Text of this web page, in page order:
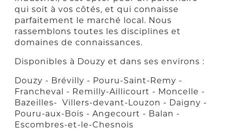
qui soit à vos côtés, et qui connaisse
parfaitement le marché local. Nous
rassemblons toutes les disciplines et
domaines de connaissances.
Disponibles à Douzy et dans ses environs :
Douzy - Brévilly - Pouru-Saint-Remy -
Francheval - Remilly-Aillicourt - Moncelle -
Bazeilles- Villers-devant-Louzon - Daigny -
Pouru-aux-Bois - Angecourt - Balan -
Escombres-et-le-Chesnois